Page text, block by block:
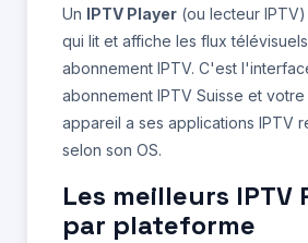
Un IPTV Player (ou lecteur
qui lit et affiche les flux
abonnement IPTV. C'est
abonnement IPTV Suisse et
appareil a ses applications IPTV
selon son OS.
Les meilleurs IPTV
par plateforme